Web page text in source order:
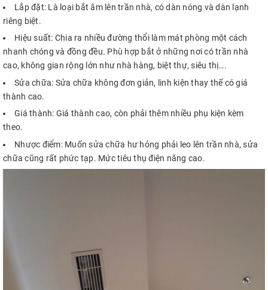
Lắp đặt: Là loại bắt âm lên trần nhà, có dàn nóng và dàn lạnh
riêng biệt.
Hiệu suất: Chia ra nhiều đường thổi làm mát phòng một cách
nhanh chóng và đồng đều. Phù hợp bắt ở những nơi có trần nhà
cao, không gian rộng lớn như nhà hàng, biệt thự, siêu thị….
Sửa chữa: Sửa chữa không đơn giản, linh kiện thay thế có giá
thành cao.
Giá thành: Giá thành cao, còn phải thêm nhiều phụ kiện kèm
theo.
Nhược điểm: Muốn sửa chữa hư hỏng phải leo lên trần nhà, sửa
chữa cũng rất phức tạp. Mức tiêu thụ điện năng cao.